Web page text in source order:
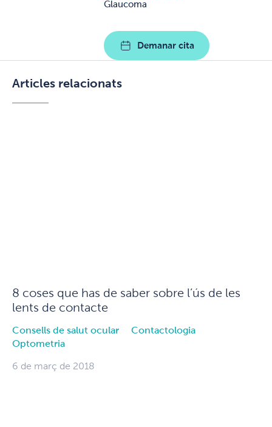
Glaucoma
Demanar cita
Articles relacionats
8 coses que has de saber sobre l’ús de les
lents de contacte
Consells de salut ocular
Contactologia
Optometria
6 de març de 2018